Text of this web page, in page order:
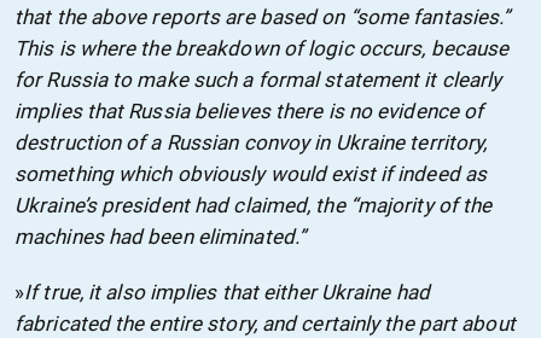
that the above reports are based on “some fantasies.”
This is where the breakdown of logic occurs, because
for Russia to make such a formal statement it clearly
implies that Russia believes there is no evidence of
destruction of a Russian convoy in Ukraine territory,
something which obviously would exist if indeed as
Ukraine’s president had claimed, the “majority of the
machines had been eliminated.”
»If true, it also implies that either Ukraine had
fabricated the entire story, and certainly the part about